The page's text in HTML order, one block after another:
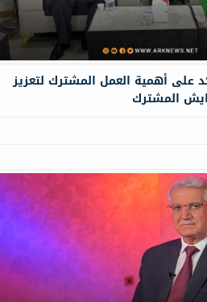
على أهمية العمل المشترك لتعزيز
المشترك